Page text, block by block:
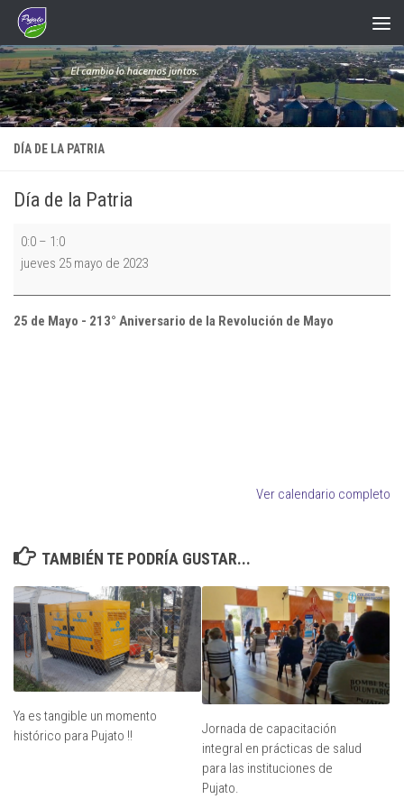
Saltar al contenido
DÍA DE LA PATRIA
Día de la Patria
Día
de
Patria
0:0 – 1:0
jueves 25 mayo de 2023
25 de Mayo - 213° Aniversario de la Revolución de Mayo
Ver calendario completo
TAMBIÉN TE PODRÍA GUSTAR...
Ya es tangible un momento
histórico para Pujato !!
Jornada de capacitación
integral en prácticas de salud
para las instituciones de
Pujato.